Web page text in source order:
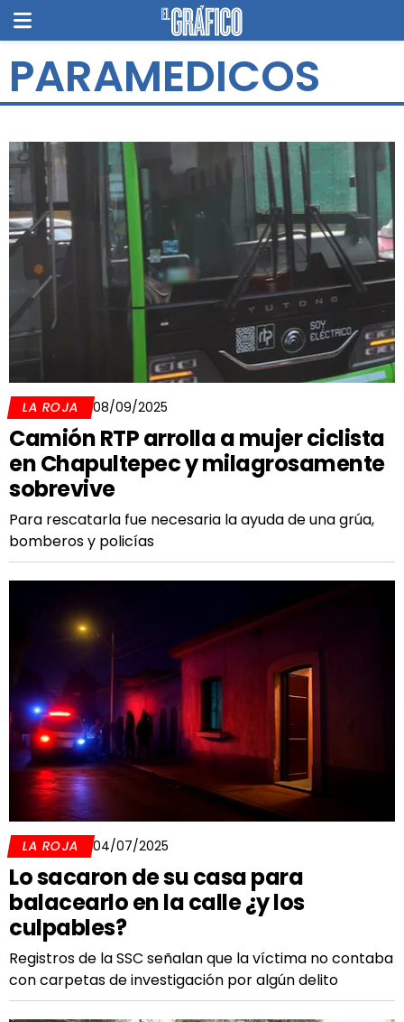
PARAMEDICOS
LA ROJA 08/09/2025
Camión RTP arrolla a mujer ciclista
en Chapultepec y milagrosamente
sobrevive
Para rescatarla fue necesaria la ayuda de una grúa,
bomberos y policías
LA ROJA 04/07/2025
Lo sacaron de su casa para
balacearlo en la calle ¿y los
culpables?
Registros de la SSC señalan que la víctima no contaba
con carpetas de investigación por algún delito